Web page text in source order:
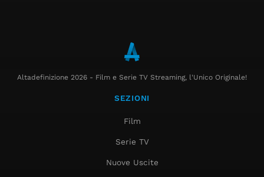
Altadefinizione 2026 - Film e Serie TV Streaming, l'Unico Originale!
SEZIONI
Film
Serie TV
Nuove Uscite